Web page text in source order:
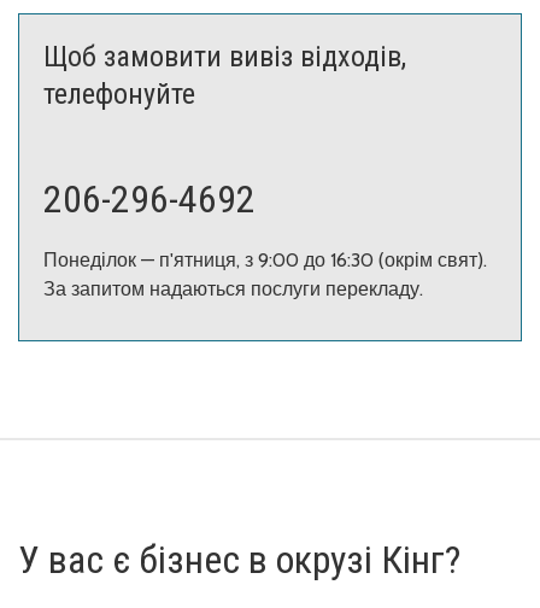
Щоб замовити вивіз відходів,
телефонуйте
206-296-4692
Понеділок — п'ятниця, з 9:00 до 16:30 (окрім свят).
За запитом надаються послуги перекладу.
У вас є бізнес в окрузі Кінг?